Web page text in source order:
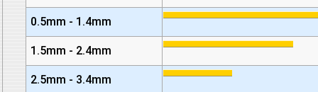
0.5mm - 1.4mm
1.5mm - 2.4mm
2.5mm - 3.4mm